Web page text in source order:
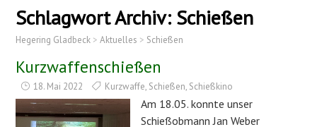
Schlagwort Archiv: Schießen
Hegering Gladbeck >Aktuelles > Schießen
Kurzwaffenschießen
18. Mai 2022 Kurzwaffe, Schießen, Schießkino
Am 18.05. konnte unser
Schießobmann Jan Weber